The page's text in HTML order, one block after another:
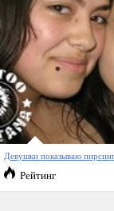
Девушки показываю
Рейтинг